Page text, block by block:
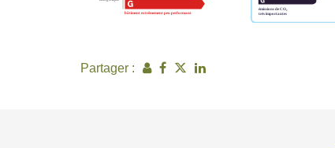
Partager :